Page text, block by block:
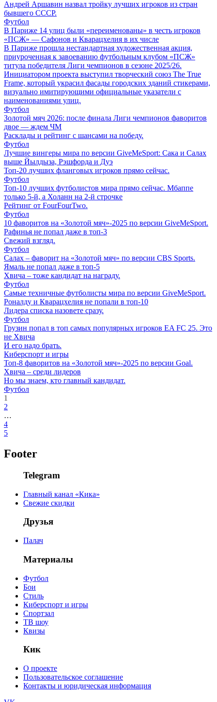
Андрей Аршавин назвал тройку лучших игроков из стран
бывшего СССР.
Футбол
В Париже 14 улиц были «переименованы» в честь игроков
«ПСЖ» — Сафонов и Кварацхелия в их числе
В Париже прошла нестандартная художественная акция,
приуроченная к завоеванию футбольным клубом «ПСЖ»
титула победителя Лиги чемпионов в сезоне 2025/26.
Инициатором проекта выступил творческий союз The True
Frame, который украсил фасады городских зданий стикерами,
визуально имитирующими официальные указатели с
наименованиями улиц.
Футбол
Золотой мяч 2026: после финала Лиги чемпионов фаворитов
двое — ждем ЧМ
Расклады и рейтинг с шансами на победу.
Футбол
Лучшие вингеры мира по версии GiveMeSport: Сака и Салах
выше Йылдыза, Рэшфорда и Дуэ
Топ-20 лучших фланговых игроков прямо сейчас.
Футбол
Топ-10 лучших футболистов мира прямо сейчас. Мбаппе
только 5-й, а Холанн на 2-й строчке
Рейтинг от FourFourTwo.
Футбол
10 фаворитов на «Золотой мяч»-2025 по версии GiveMeSport.
Рафинья не попал даже в топ-3
Свежий взгляд.
Футбол
Салах – фаворит на «Золотой мяч» по версии CBS Sports.
Ямаль не попал даже в топ-5
Хвича – тоже кандидат на награду.
Футбол
Самые техничные футболисты мира по версии GiveMeSport.
Роналду и Кварацхелия не попали в топ-10
Лидера списка назовете сразу.
Футбол
Грузин попал в топ самых популярных игроков EA FC 25. Это
не Хвича
И его надо брать.
Киберспорт и игры
Топ-8 фаворитов на «Золотой мяч»-2025 по версии Goal.
Хвича – среди лидеров
Но мы знаем, кто главный кандидат.
Футбол
1
2
…
4
5
Footer
Telegram
Главный канал «Кика»
Свежие скидки
Друзья
Палач
Материалы
Футбол
Бои
Стиль
Киберспорт и игры
Спортзал
ТВ шоу
Квизы
Кик
О проекте
Пользовательское соглашение
Контакты и юридическая информация